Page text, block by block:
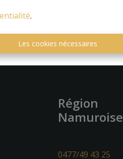
.
Les cookies nécessaires
Région
Namuroise
0477/49 43 25